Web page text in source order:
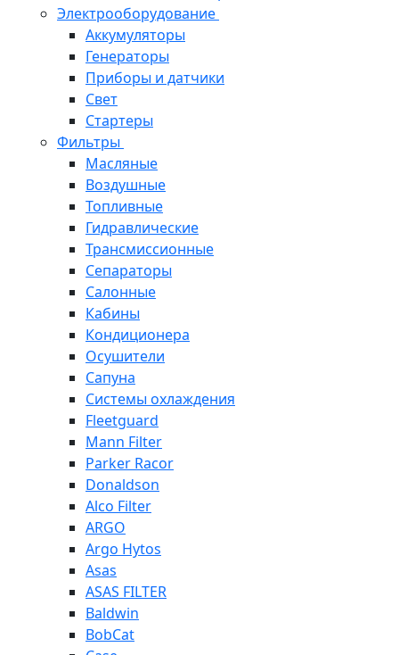
Электрооборудование
Аккумуляторы
Генераторы
Приборы и датчики
Свет
Стартеры
Фильтры
Масляные
Воздушные
Топливные
Гидравлические
Трансмиссионные
Сепараторы
Салонные
Кабины
Кондиционера
Осушители
Сапуна
Системы охлаждения
Fleetguard
Mann Filter
Parker Racor
Donaldson
Alco Filter
ARGO
Argo Hytos
Asas
ASAS FILTER
Baldwin
BobCat